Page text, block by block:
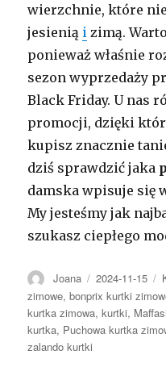
wierzchnie, które
jesienią i zimą.
ponieważ właśnie
sezon wyprzedaży
Black Friday. U nas
promocji, dzięki
kupisz znacznie
dziś sprawdzić jaka
damska wpisuje się
My jesteśmy jak
szukasz ciepłego
Autor
Joana Opublikowano
2024-11-15
zimowe,bonprix kurtki
kurtka zimowa,kurtki,
kurtka, Puchowa kurtka
zalando kurtki